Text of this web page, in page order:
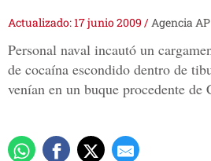
Actualizado: 17 junio 2009 /Agencia AP
Personal naval incautó un
de cocaína escondido dentro de
venían en un buque procedente de